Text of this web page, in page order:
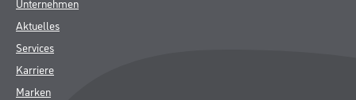
Unternehmen
Aktuelles
Services
Karriere
Marken